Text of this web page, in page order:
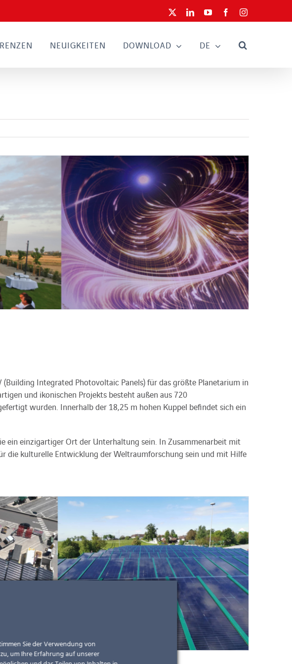
LinkedInYouTubeFacebookInstagram
NEUIGKEITEN DOWNLOAD DE
Integrated Photovoltaic Panels) für das größte Planetarium in
und ikonischen Projekts besteht außen aus 720
wurden. Innerhalb der 18,25 m hohen Kuppel befindet sich ein
ein einzigartiger Ort der Unterhaltung sein. In Zusammenarbeit mit
die kulturelle Entwicklung der Weltraumforschung sein und mit Hilfe
Sie der Verwendung von
um Ihre Erfahrung auf unserer